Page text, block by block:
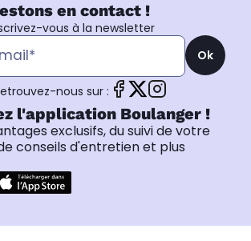
en contact !
vous à la newsletter
Ok
nous sur :
l'application Boulanger !
exclusifs, du suivi de votre
conseils d'entretien et plus